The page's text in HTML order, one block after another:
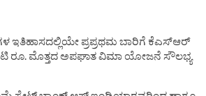
ಇತಿಹಾಸದಲ್ಲಿಯೇ ಪ್ರಪ್ರಥಮ ಬಾರಿಗೆ ಕೆಎಸ್‌ಆರ್
ರೂ. ಮೊತ್ತದ ಅಪಘಾತ ವಿಮಾ ಯೋಜನೆ ಸೌಲಭ್ಯ